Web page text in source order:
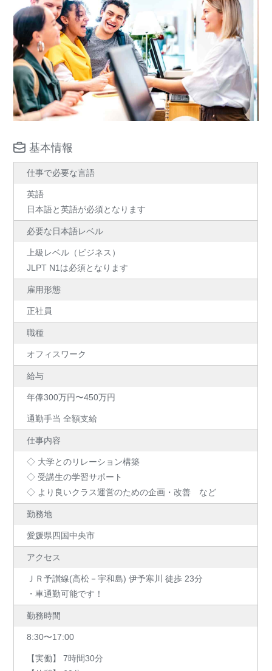
基本情報
仕事で必要な言語
英語
日本語と英語が必須となります
必要な日本語レベル
上級レベル（ビジネス）
JLPT N1は必須となります
雇用形態
正社員
職種
オフィスワーク
給与
年俸300万円〜450万円
通勤手当 全額支給
仕事内容
◇ 大学とのリレーション構築
◇ 受講生の学習サポート
◇ より良いクラス運営のための企画・改善 など
勤務地
愛媛県四国中央市
アクセス
ＪＲ予讃線(高松－宇和島) 伊予寒川 徒歩 23分
・車通勤可能です！
勤務時間
8:30〜17:00
【実働】 7時間30分